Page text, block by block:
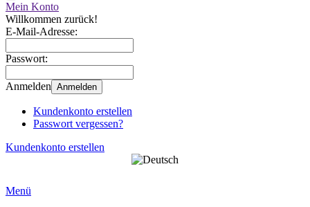
Mein Konto
Willkommen zurück!
E-Mail-Adresse:
Passwort:
Anmelden Anmelden
Kundenkonto erstellen
Passwort vergessen?
Kundenkonto erstellen
Menü